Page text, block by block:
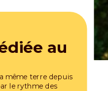
au
même terre depuis
le rythme des